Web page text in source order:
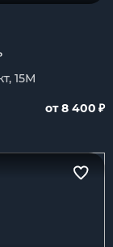
15М
от 8 400 ₽